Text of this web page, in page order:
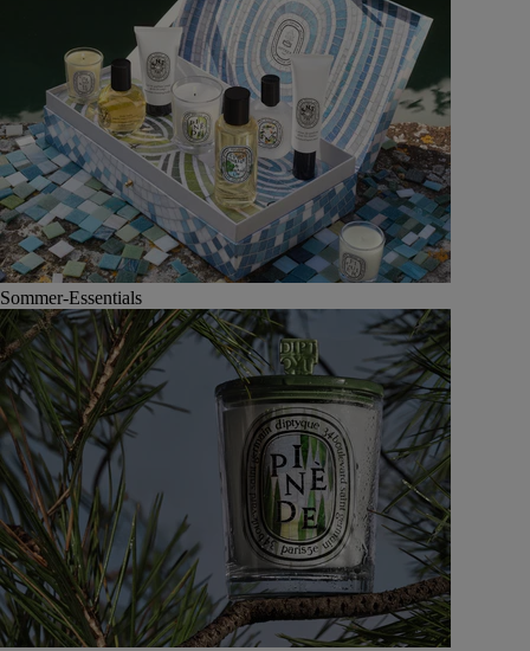
Sommer-Essentials